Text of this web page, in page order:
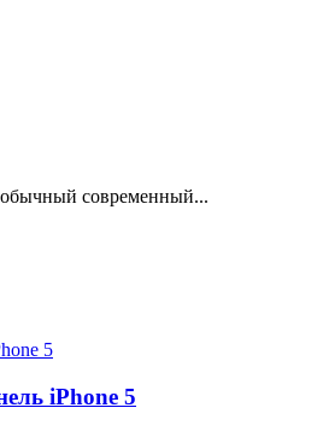
современный...
iPhone 5